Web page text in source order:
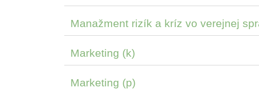
Manažment rizík a kríz vo verejnej
Marketing (k)
Marketing (p)